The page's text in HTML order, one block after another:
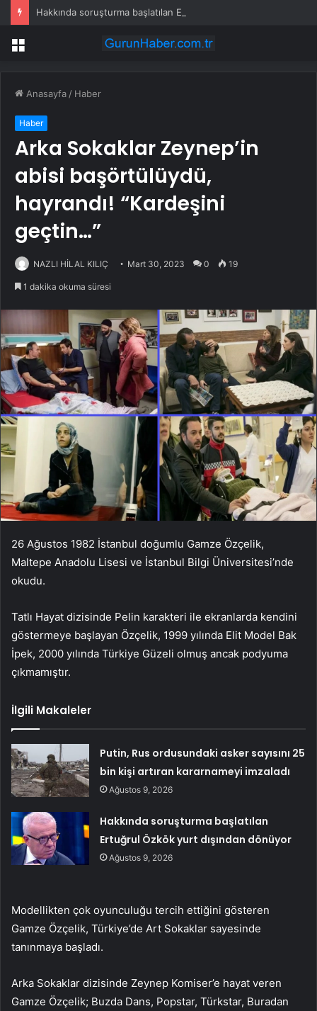
Menü
Anasayfa / Haber
Haber
Arka Sokaklar Zeynep’in
abisi başörtülüydü,
hayrandı! “Kardeşini
geçtin…”
NAZLI HİLAL KILIÇ Mart 30, 2023 0 19
1 dakika okuma süresi
26 Ağustos 1982 İstanbul doğumlu Gamze Özçelik,
Maltepe Anadolu Lisesi ve İstanbul Bilgi Üniversitesi’nde
okudu.
Tatlı Hayat dizisinde Pelin karakteri ile ekranlarda kendini
göstermeye başlayan Özçelik, 1999 yılında Elit Model Bak
İpek, 2000 yılında Türkiye Güzeli olmuş ancak podyuma
çıkmamıştır.
İlgili Makaleler
Putin, Rus ordusundaki asker sayısını 25
bin kişi artıran kararnameyi imzaladı
Ağustos 9, 2026
Hakkında soruşturma başlatılan
Ertuğrul Özkök yurt dışından dönüyor
Ağustos 9, 2026
Modellikten çok oyunculuğu tercih ettiğini gösteren
Gamze Özçelik, Türkiye’de Art Sokaklar sayesinde
tanınmaya başladı.
Arka Sokaklar dizisinde Zeynep Komiser’e hayat veren
Gamze Özçelik; Buzda Dans, Popstar, Türkstar, Buradan